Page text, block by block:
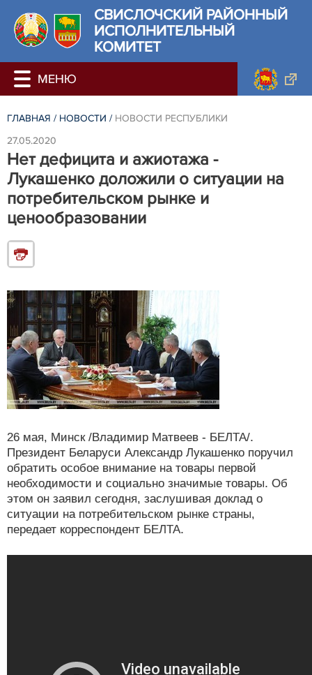
СВИСЛОЧСКИЙ РАЙОННЫЙ
ИСПОЛНИТЕЛЬНЫЙ
КОМИТЕТ
ГЛАВНАЯ / НОВОСТИ / НОВОСТИ РЕСПУБЛИКИ
27.05.2020
Нет дефицита и ажиотажа -
Лукашенко доложили о ситуации на
потребительском рынке и
ценообразовании
26 мая, Минск /Владимир Матвеев - БЕЛТА/.
Президент Беларуси Александр Лукашенко поручил
обратить особое внимание на товары первой
необходимости и социально значимые товары. Об
этом он заявил сегодня, заслушивая доклад о
ситуации на потребительском рынке страны,
передает корреспондент БЕЛТА.